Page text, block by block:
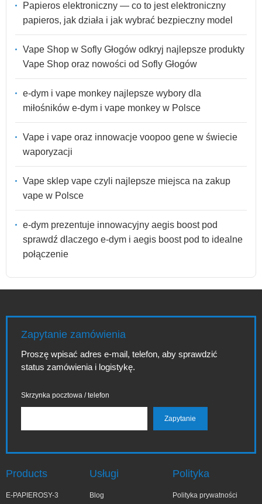
Papieros elektroniczny — co to jest elektroniczny
papieros, jak działa i jak wybrać bezpieczny model
Vape Shop w Sofly Głogów odkryj najlepsze produkty
Vape Shop oraz nowości od Sofly Głogów
e-dym i vape monkey najlepsze wybory dla
miłośników e-dym i vape monkey w Polsce
Vape i vape oraz innowacje voopoo gene w świecie
waporyzacji
Vape sklep vape czyli najlepsze miejsca na zakup
vape w Polsce
e-dym prezentuje innowacyjny aegis boost pod
sprawdź dlaczego e-dym i aegis boost pod to idealne
połączenie
Zapytanie zamówienia
Proszę wpisać adres e-mail, telefon, aby sprawdzić
status zamówienia i logistykę.
Skrzynka pocztowa / telefon
Products
E-PAPIEROSY-3
Usługi
Blog
Polityka
Polityka prywatności